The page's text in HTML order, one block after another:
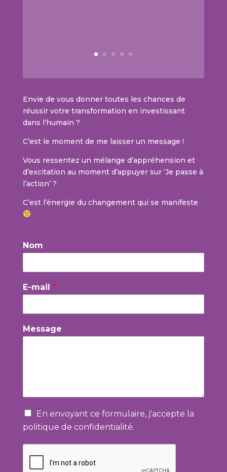
Envie de vous donner toutes les chances de
réussir votre transformation en investissant
dans l’humain ?
C’est le moment de me laisser un message !
Vous ressentez un mélange d’appréhension et
d’excitation au moment d’appuyer sur ‘Je passe à
l’action’ ?
C’est l’énergie du changement qui se manifeste
Nom
E-mail *
Message
En envoyant ce formulaire, j'accepte la
politique de confidentialité.